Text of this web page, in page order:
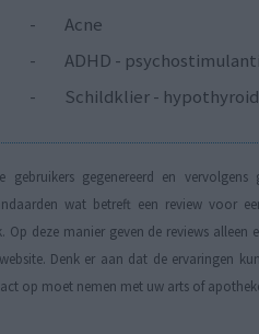
-
Acne
-
ADHD -
- Schildklier -
gegenereerd en vervolgens
wat betreft een review voor
deze manier geven de reviews alleen
Denk er aan dat de ervaringen
op moet nemen met uw arts of